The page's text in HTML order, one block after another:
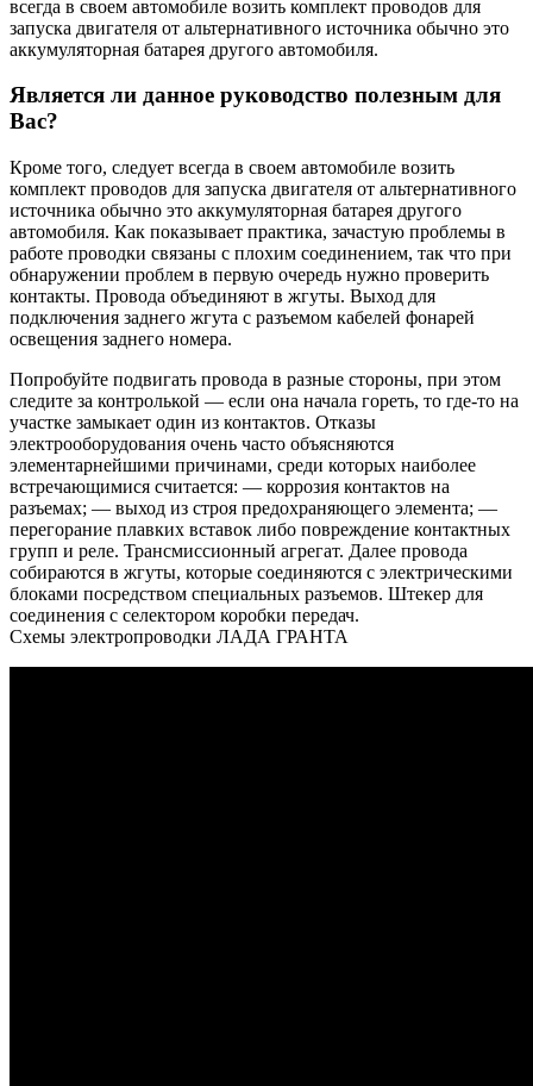
всегда в своем автомобиле возить комплект проводов для
запуска двигателя от альтернативного источника обычно это
аккумуляторная батарея другого автомобиля.
Является ли данное руководство полезным для
Вас?
Кроме того, следует всегда в своем автомобиле возить
комплект проводов для запуска двигателя от альтернативного
источника обычно это аккумуляторная батарея другого
автомобиля. Как показывает практика, зачастую проблемы в
работе проводки связаны с плохим соединением, так что при
обнаружении проблем в первую очередь нужно проверить
контакты. Провода объединяют в жгуты. Выход для
подключения заднего жгута с разъемом кабелей фонарей
освещения заднего номера.
Попробуйте подвигать провода в разные стороны, при этом
следите за контролькой — если она начала гореть, то где-то на
участке замыкает один из контактов. Отказы
электрооборудования очень часто объясняются
элементарнейшими причинами, среди которых наиболее
встречающимися считается: — коррозия контактов на
разъемах; — выход из строя предохраняющего элемента; —
перегорание плавких вставок либо повреждение контактных
групп и реле. Трансмиссионный агрегат. Далее провода
собираются в жгуты, которые соединяются с электрическими
блоками посредством специальных разъемов. Штекер для
соединения с селектором коробки передач.
Схемы электропроводки ЛАДА ГРАНТА